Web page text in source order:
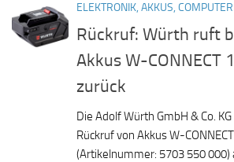
ELEKTRONIK, AKKUS, COMPUTER
Rückruf: Würth ruft
Akkus W-CONNECT
zurück
Die Adolf Würth GmbH & Co.
Rückruf von Akkus W-
(Artikelnummer: 5703 550 000)